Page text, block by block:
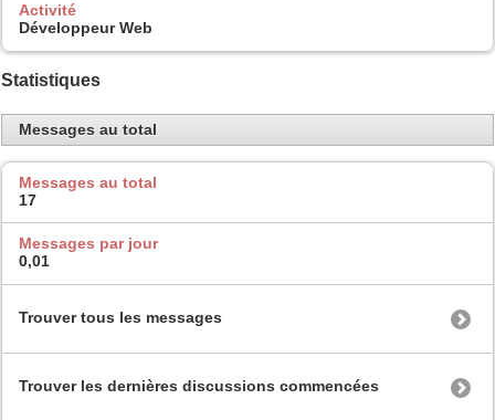
Activité
Développeur Web
Statistiques
Messages au total
Messages au total
17
Messages par jour
0,01
Trouver tous les messages
Trouver les dernières discussions commencées